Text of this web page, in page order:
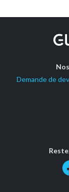
Demande de